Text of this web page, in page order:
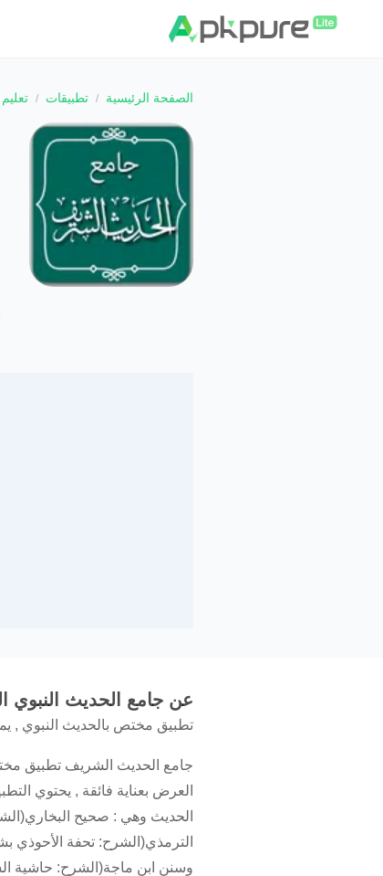
الصفحة الرئيسية تطبيقات تعليم
عن جامع الحديث النبوي
تطبيق مختص بالحديث النبوي ,
جامع الحديث الشريف تطبيق
العرض بعناية فائقة , يحتوي
الحديث وهي : صحيح
الترمذي(الشرح: تحفة الأحوذي
وسنن ابن ماجة(الشرح: حاشية